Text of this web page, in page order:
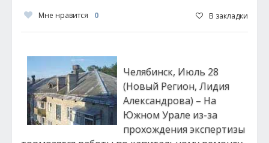
Мне нравится 0 В закладки
Челябинск, Июль 28
(Новый Регион, Лидия
Александрова) – На
Южном Урале из-за
прохождения экспертизы